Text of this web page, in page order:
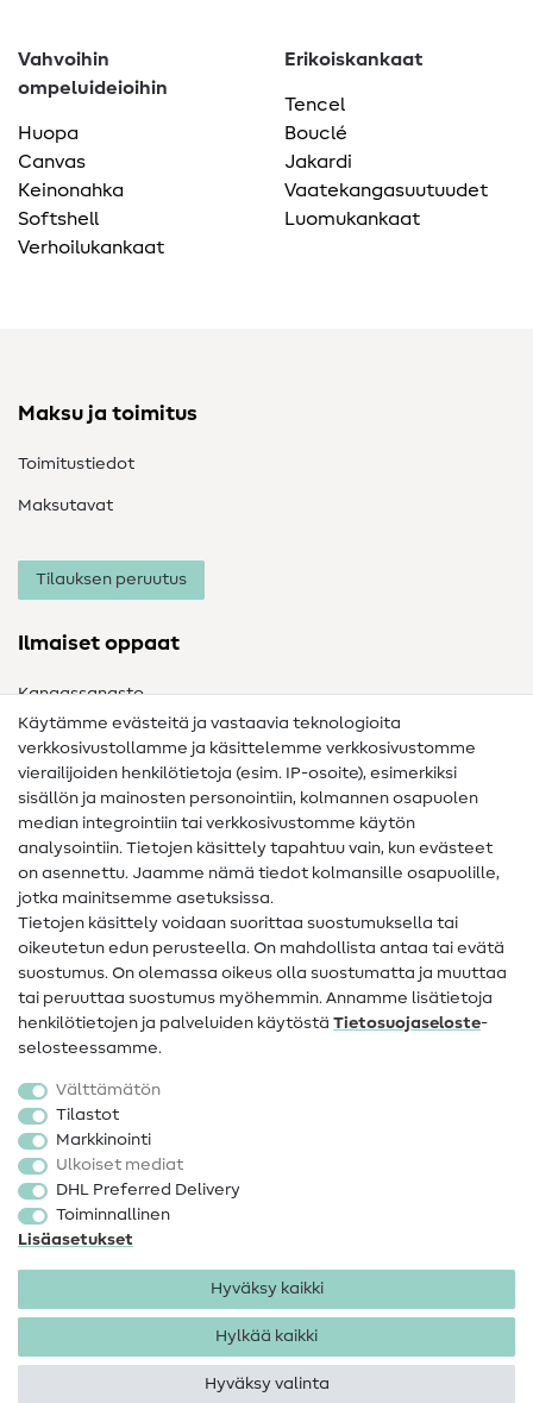
Vahvoihin
ompeluideioihin
Huopa
Canvas
Keinonahka
Softshell
Verhoilukankaat
Erikoiskankaat
Tencel
Bouclé
Jakardi
Vaatekangasuutuudet
Luomukankaat
Maksu ja toimitus
Toimitustiedot
Maksutavat
Tilauksen peruutus
Ilmaiset oppaat
Kangassanasto
Ompelusanasto
Ompeluohjeet
Apua ja yhteystiedot
Yhteystiedot
Tietoa omistajanvaihdoksesta
FAQ
Peruutusoikeus
Suosittu
Kankaat
Ompelutarvikkeet
Ale
Käytämme evästeitä ja vastaavia teknologioita
verkkosivustollamme ja käsittelemme verkkosivustomme
vierailijoiden henkilötietoja (esim. IP-osoite), esimerkiksi
sisällön ja mainosten personointiin, kolmannen osapuolen
median integrointiin tai verkkosivustomme käytön
analysointiin. Tietojen käsittely tapahtuu vain, kun evästeet
on asennettu. Jaamme nämä tiedot kolmansille osapuolille,
jotka mainitsemme asetuksissa.
Tietojen käsittely voidaan suorittaa suostumuksella tai
oikeutetun edun perusteella. On mahdollista antaa tai evätä
suostumus. On olemassa oikeus olla suostumatta ja muuttaa
tai peruuttaa suostumus myöhemmin. Annamme lisätietoja
henkilötietojen ja palveluiden käytöstä Tietosuojaseloste-
selosteessamme.
Välttämätön
Tilastot
Markkinointi
Ulkoiset mediat
DHL Preferred Delivery
Toiminnallinen
Lisäasetukset
Hyväksy kaikki
Hylkää kaikki
Hyväksy valinta
Tietosuoja
Käyttöehdot
Peruutusoikeus
Tekijänoikeus 2026 SewIY GmbH